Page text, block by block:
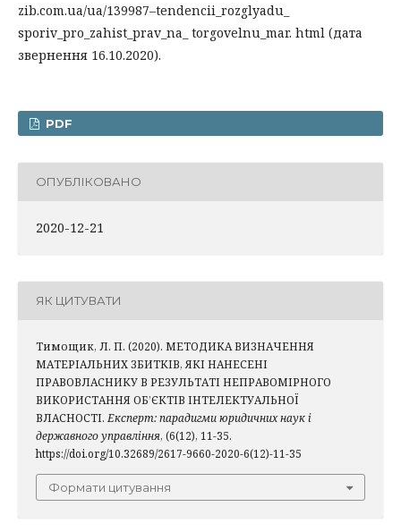
zib.com.ua/ua/139987–tendencii_rozglyadu_
sporiv_pro_zahist_prav_na_ torgovelnu_mar. html (дата
звернення 16.10.2020).
PDF
ОПУБЛІКОВАНО
2020-12-21
ЯК ЦИТУВАТИ
Тимощик, Л. П. (2020). МЕТОДИКА ВИЗНАЧЕННЯ
МАТЕРІАЛЬНИХ ЗБИТКІВ, ЯКІ НАНЕСЕНІ
ПРАВОВЛАСНИКУ В РЕЗУЛЬТАТІ НЕПРАВОМІРНОГО
ВИКОРИСТАННЯ ОБ’ЄКТІВ ІНТЕЛЕКТУАЛЬНОЇ
ВЛАСНОСТІ. Експерт: парадигми юридичних наук і
державного управління, (6(12), 11-35.
https://doi.org/10.32689/2617-9660-2020-6(12)-11-35
Формати цитування